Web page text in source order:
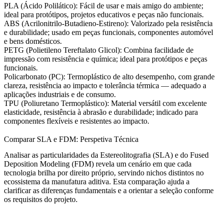
PLA (Ácido Polilático): Fácil de usar e mais amigo do ambiente;
ideal para protótipos, projetos educativos e peças não funcionais.
ABS (Acrilonitrilo-Butadieno-Estireno): Valorizado pela resistência
e durabilidade; usado em peças funcionais, componentes automóvel
e bens domésticos.
PETG (Polietileno Tereftalato Glicol): Combina facilidade de
impressão com resistência e química; ideal para protótipos e peças
funcionais.
Policarbonato (PC): Termoplástico de alto desempenho, com grande
clareza, resistência ao impacto e tolerância térmica — adequado a
aplicações industriais e de consumo.
TPU (Poliuretano Termoplástico): Material versátil com excelente
elasticidade, resistência à abrasão e durabilidade; indicado para
componentes flexíveis e resistentes ao impacto.
Comparar SLA e FDM: Perspetiva Técnica
Analisar as particularidades da Estereolitografia (SLA) e do Fused
Deposition Modeling (FDM) revela um cenário em que cada
tecnologia brilha por direito próprio, servindo nichos distintos no
ecossistema da manufatura aditiva. Esta comparação ajuda a
clarificar as diferenças fundamentais e a orientar a seleção conforme
os requisitos do projeto.